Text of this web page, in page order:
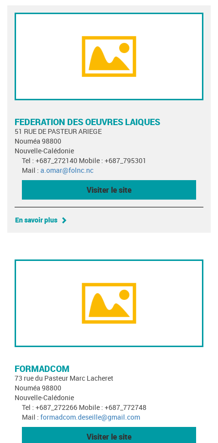
FEDERATION DES OEUVRES LAIQUES
51 RUE DE PASTEUR ARIEGE
Nouméa 98800
Nouvelle-Calédonie
Tel : +687_272140 Mobile : +687_795301
Mail : a.omar@folnc.nc
Visiter le site
En savoir plus
FORMADCOM
73 rue du Pasteur Marc Lacheret
Nouméa 98800
Nouvelle-Calédonie
Tel : +687_272266 Mobile : +687_772748
Mail : formadcom.deseille@gmail.com
Visiter le site